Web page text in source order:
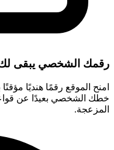
رقمك الشخصي يبقى
امنح الموقع رقمًا هنديًا
خطك الشخصي بعيدًا عن
المزعجة.